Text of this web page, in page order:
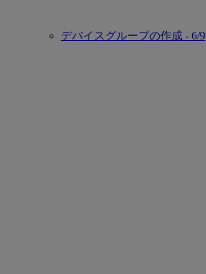
デバイスグループの作成 - 6/9